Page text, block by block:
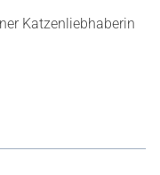
Katzenliebhaberin